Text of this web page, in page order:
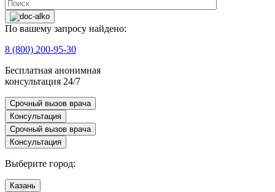
По вашему запросу найдено:
8 (800) 200-95-30
Бесплатная анонимная
консультация 24/7
Срочный вызов врача
Консультация
Срочный вызов врача
Консультация
Выберите город:
Казань